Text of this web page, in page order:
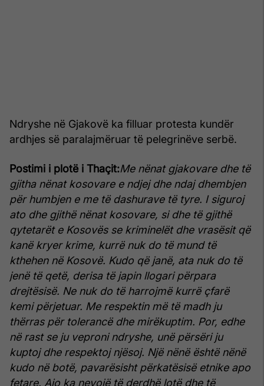
Ndryshe në Gjakovë ka filluar protesta kundër
ardhjes së paralajmëruar të pelegrinëve serbë.
Postimi i plotë i Thaçit:Me nënat gjakovare dhe të
gjitha nënat kosovare e ndjej dhe ndaj dhembjen
për humbjen e me të dashurave të tyre. I siguroj
ato dhe gjithë nënat kosovare, si dhe të gjithë
qytetarët e Kosovës se kriminelët dhe vrasësit që
kanë kryer krime, kurrë nuk do të mund të
kthehen në Kosovë. Kudo që janë, ata nuk do të
jenë të qetë, derisa të japin llogari përpara
drejtësisë. Ne nuk do të harrojmë kurrë çfarë
kemi përjetuar. Me respektin më të madh ju
thërras për tolerancë dhe mirëkuptim. Por, edhe
në rast se ju veproni ndryshe, unë përsëri ju
kuptoj dhe respektoj njësoj. Një nënë është nënë
kudo në botë, pavarësisht përkatësisë etnike apo
fetare. Ajo ka nevojë të derdhë lotë dhe të